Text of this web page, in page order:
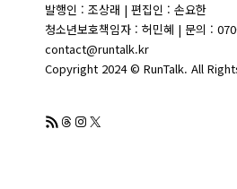
발행인 : 조상래 | 편집인 : 손요한
청소년보호책임자 : 허민혜 | 문의 :
contact@runtalk.kr
Copyright 2024 © RunTalk. All
RSS 피드Threads
Instagram
X